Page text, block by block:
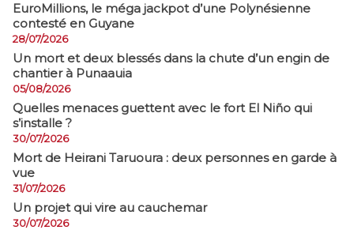
EuroMillions, ​le méga jackpot d’une Polynésienne
contesté en Guyane
28/07/2026
​Un mort et deux blessés dans la chute d’un engin de
chantier à Punaauia
05/08/2026
Quelles menaces guettent avec le fort El Niño qui
s’installe ?
30/07/2026
Mort de Heirani Taruoura : deux personnes en garde à
vue
31/07/2026
Un projet qui vire au cauchemar
30/07/2026